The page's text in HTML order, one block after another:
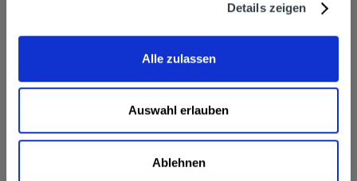
Details zeigen
Alle zulassen
Auswahl erlauben
Ablehnen
Kunden haben sich ebenfalls angesehen
Ulmer Gold Ochsen Kellerbier naturtrüb 20 x 0,5l wird
in den folgenden Regionen, Städten, Orten und
Postleitzahl-Gebieten geliefert
60308, 60311, 60313, 60314, 60316, 60318, 60320, 60322, 60323, 60325,